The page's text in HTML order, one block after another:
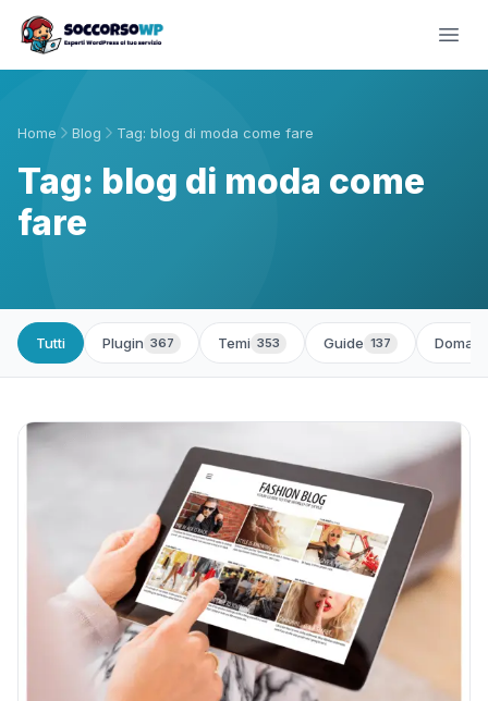
Home Blog Tag: blog di moda come fare
Tag: blog di moda come
fare
Tutti Plugin 367 Temi 353 Guide 137